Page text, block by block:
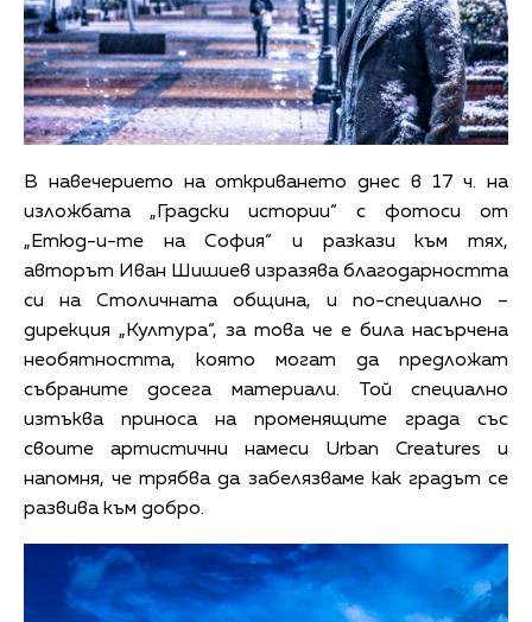
В навечерието на откриването днес в 17 ч. на
изложбата „Градски истории“ с фотоси от
„Етюд-и-те на София“ и разкази към тях,
авторът Иван Шишиев изразява благодарността
си на Столичната община, и по-специално –
дирекция „Култура“, за това че е била насърчена
необятността, която могат да предложат
събраните досега материали. Той специално
изтъква приноса на променящите града със
своите артистични намеси Urban Creatures и
напомня, че трябва да забелязваме как градът се
развива към добро.